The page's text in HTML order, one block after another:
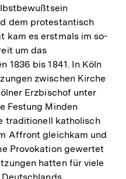
dem protestantisch
kam es erstmals im so-
um das
1836 bis 1841. In Köln
zwischen Kirche
Erzbischof unter
Festung Minden
traditionell katholisch
Affront gleichkam und
Provokation gewertet
hatten für viele